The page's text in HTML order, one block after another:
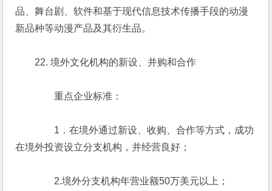
品、舞台剧、软件和基于现代信息技术传播手段的动漫
新品种等动漫产品及其衍生品。
22. 境外文化机构的新设、并购和合作
重点企业标准：
1．在境外通过新设、收购、合作等方式，成功
在境外投资设立分支机构，并经营良好；
2.境外分支机构年营业额50万美元以上；